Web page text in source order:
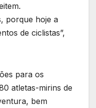
porque hoje a
de ciclistas”,
para os
atletas-mirins de
bem